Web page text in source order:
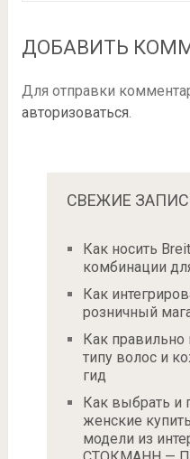
ДОБАВИТЬ
Для отправки
авторизоваться.
СВЕЖИЕ
Как носить
комбинации
Как
розничный
Как
типу волос и
гид
Как выбрать и
женские
модели из